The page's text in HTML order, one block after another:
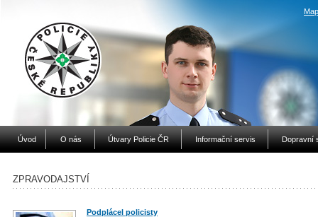
Úvod O nás Útvary Policie ČR Informační servis Dopravní
ZPRAVODAJSTVÍ
Podplácel policisty